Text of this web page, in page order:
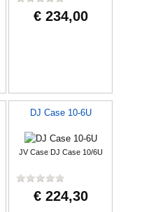
€ 234,00
DJ Case 10-6U
JV Case DJ Case 10/6U
€ 224,30